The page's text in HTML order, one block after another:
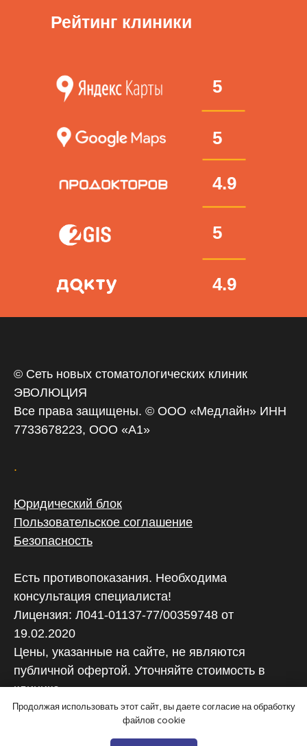
Рейтинг клиники
5
4.9
5
5
4.9
Продолжая использовать этот сайт, вы даете согласие на обработку
файлов cookie
© Сеть новых стоматологических клиник
ЭВОЛЮЦИЯ
Все права защищены. © ООО «‎Медлайн» ИНН
7733678223, ООО «А1»
.
Юридический блок
Пользовательское соглашение
Безопасность
Есть противопоказания. Необходима
консультация специалиста!
Лицензия: Л041-01137-77/00359748 от
19.02.2020
Цены, указанные на сайте, не являются
публичной офертой. Уточняйте стоимость в
клинике